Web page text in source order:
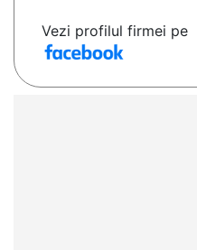
Vezi profilul firmei pe